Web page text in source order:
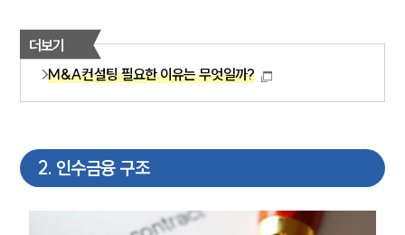
더보기
M&A컨설팅 필요한 이유는 무엇일까?
2. 인수금융 구조